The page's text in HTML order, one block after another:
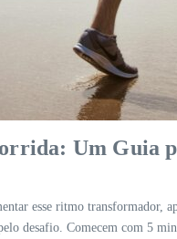
Um Guia
esse ritmo
desafio. Comecem com 5